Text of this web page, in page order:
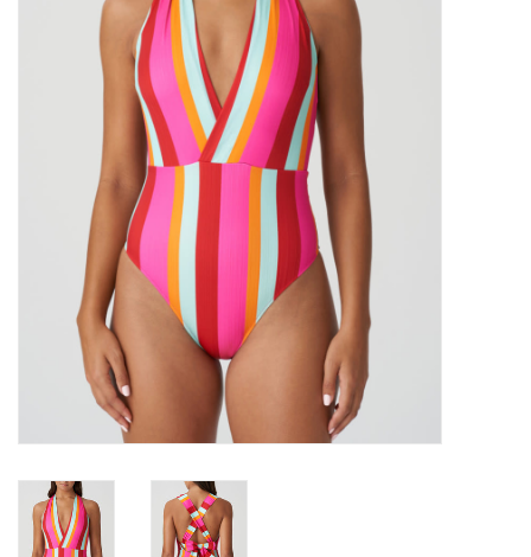
Lingerie-accessoires
Cartes-cadeaux